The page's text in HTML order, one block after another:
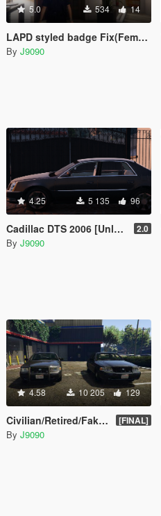
5.0 534 14
LAPD styled badge Fix(Female)
By J9090
4.25 5 135 96
Cadillac DTS 2006 [Unlocked] 2.0
By J9090
4.58 10 205 129
Civilian/Retired/Fake Police Crown Victoria [FINAL]
By J9090